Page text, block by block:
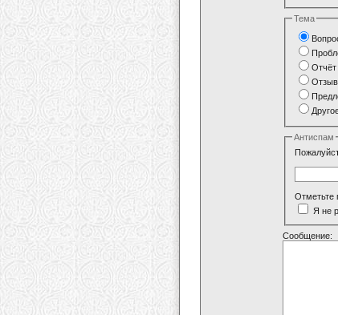
Тема
Антиспам
Отметьте
Я не
Сообщение: